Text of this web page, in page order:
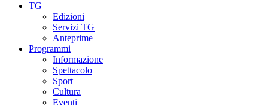
TG
Edizioni
Servizi TG
Anteprime
Programmi
Informazione
Spettacolo
Sport
Cultura
Eventi